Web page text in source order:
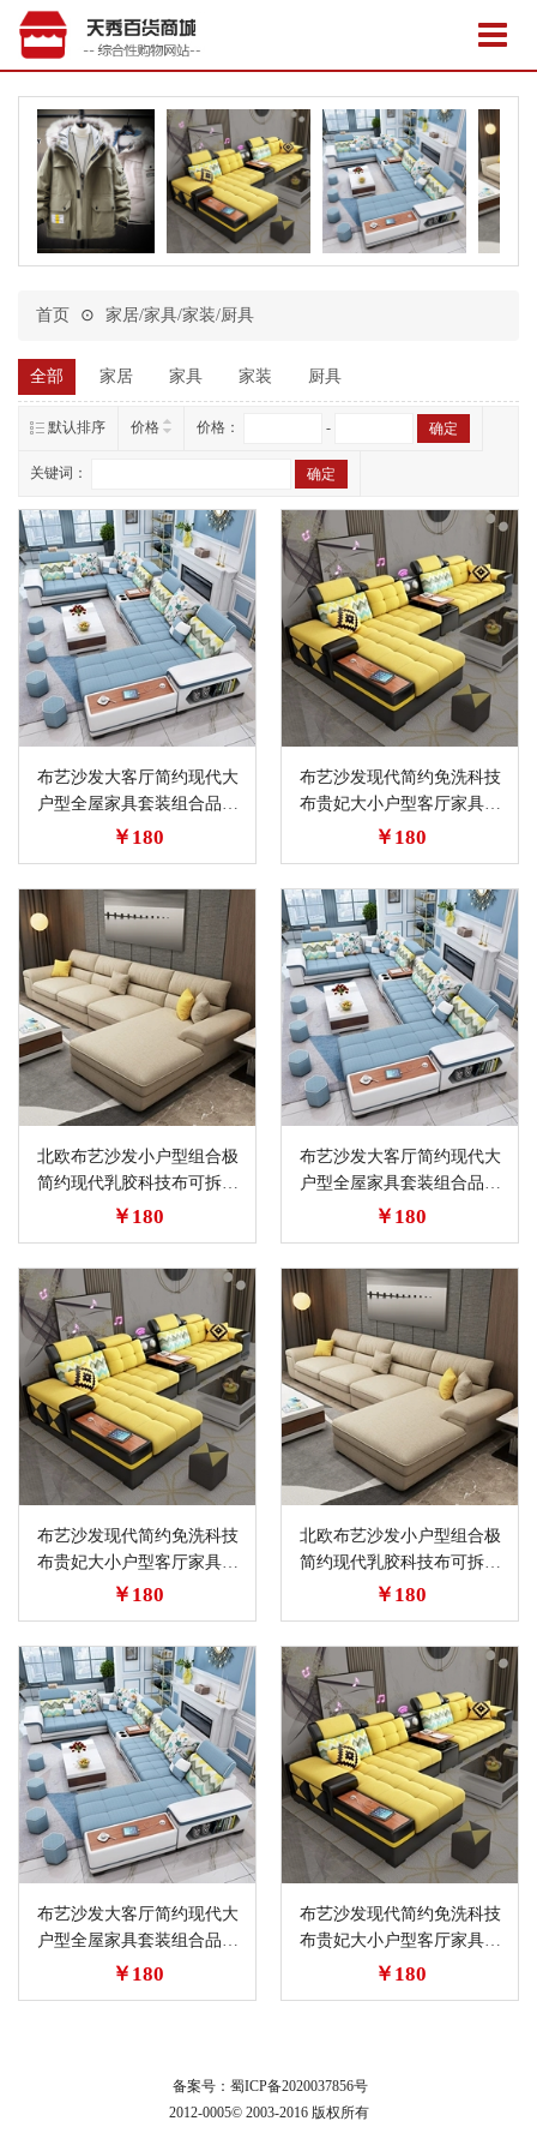
首页 ⊙ 家居/家具/家装/厨具
全部 家居 家具 家装 厨具
默认排序 价格 价格： -
关键词：
布艺沙发大客厅简约现代大
户型全屋家具套装组合品牌
科技皮布沙发
￥180
布艺沙发现代简约免洗科技
布贵妃大小户型客厅家具组
合套装经济型
￥180
北欧布艺沙发小户型组合极
简约现代乳胶科技布可拆洗
转角客厅家具
￥180
布艺沙发大客厅简约现代大
户型全屋家具套装组合品牌
科技皮布沙发
￥180
布艺沙发现代简约免洗科技
布贵妃大小户型客厅家具组
合套装经济型
￥180
北欧布艺沙发小户型组合极
简约现代乳胶科技布可拆洗
转角客厅家具
￥180
布艺沙发大客厅简约现代大
户型全屋家具套装组合品牌
科技皮布沙发
￥180
布艺沙发现代简约免洗科技
布贵妃大小户型客厅家具组
合套装经济型
￥180
备案号： 蜀ICP备2020037856号
2012-0005© 2003-2016 版权所有